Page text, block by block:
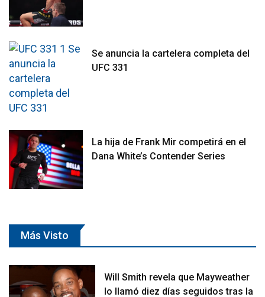
Se anuncia la cartelera completa del
UFC 331
La hija de Frank Mir competirá en el
Dana White’s Contender Series
Más Visto
Will Smith revela que Mayweather
lo llamó diez días seguidos tras la